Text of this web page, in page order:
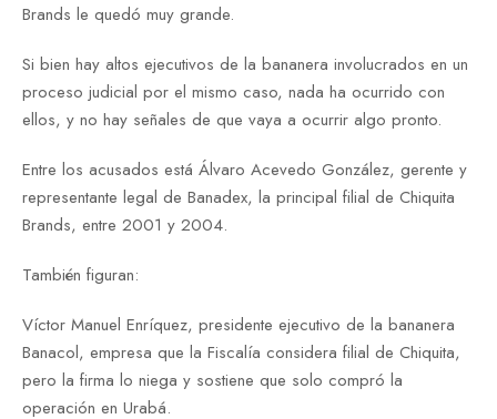
Brands le quedó muy grande.
Si bien hay altos ejecutivos de la bananera involucrados en un
proceso judicial por el mismo caso, nada ha ocurrido con
ellos, y no hay señales de que vaya a ocurrir algo pronto.
Entre los acusados está Álvaro Acevedo González, gerente y
representante legal de Banadex, la principal filial de Chiquita
Brands, entre 2001 y 2004.
También figuran:
Víctor Manuel Enríquez, presidente ejecutivo de la bananera
Banacol, empresa que la Fiscalía considera filial de Chiquita,
pero la firma lo niega y sostiene que solo compró la
operación en Urabá.